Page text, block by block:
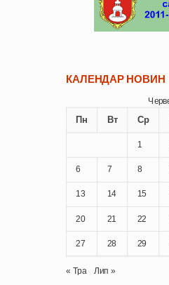
КАЛЕНДАР НОВИН
Пн Вт Ср
1
6 7 8
13 14 15
20 21 22
27 28 29
« Тра Лип »